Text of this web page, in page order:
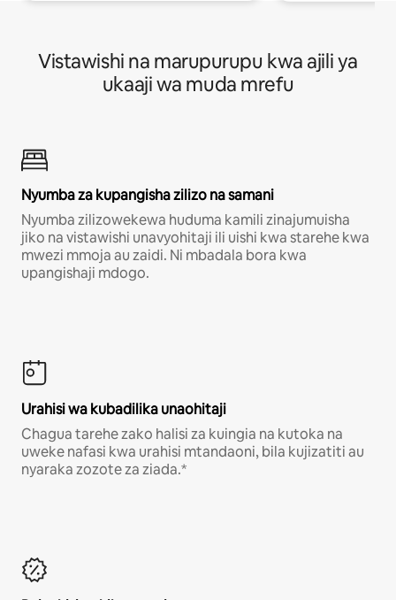
Vistawishi na marupurupu kwa ajili ya
ukaaji wa muda mrefu
Nyumba za kupangisha zilizo na samani
Nyumba zilizowekewa huduma kamili zinajumuisha
jiko na vistawishi unavyohitaji ili uishi kwa starehe kwa
mwezi mmoja au zaidi. Ni mbadala bora kwa
upangishaji mdogo.
Urahisi wa kubadilika unaohitaji
Chagua tarehe zako halisi za kuingia na kutoka na
uweke nafasi kwa urahisi mtandaoni, bila kujizatiti au
nyaraka zozote za ziada.*